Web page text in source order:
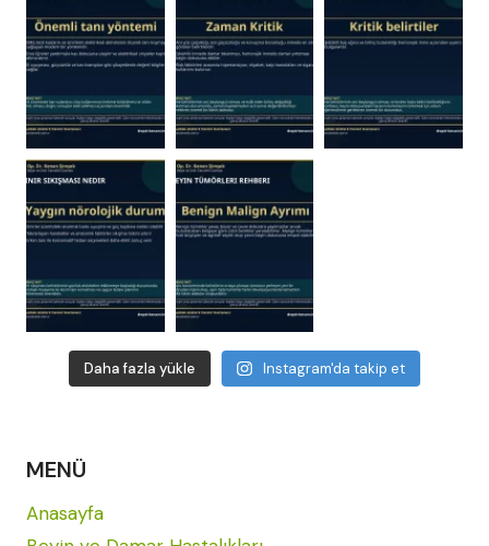
Daha fazla yükle Instagram'da takip et
MENÜ
Anasayfa